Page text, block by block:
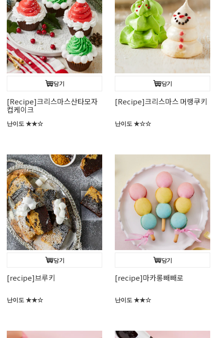
담기
[Recipe]크리스마스산타모자
컵케이크
난이도 ★★☆
담기
[Recipe]크리스마스 머랭쿠키
난이도 ★☆☆
담기
[recipe]브루키
난이도 ★★☆
담기
[recipe]마카롱빼빼로
난이도 ★★☆